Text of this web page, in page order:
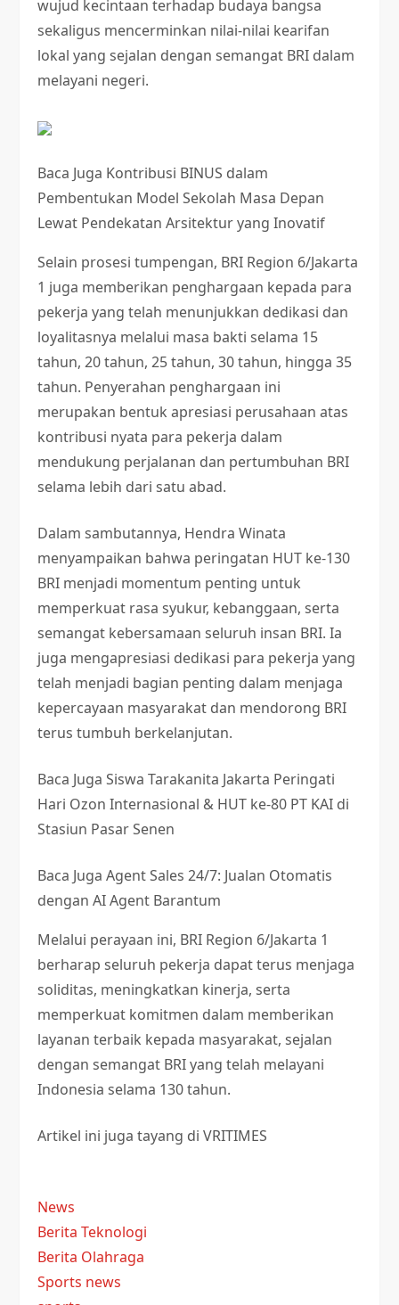
wujud kecintaan terhadap budaya bangsa
sekaligus mencerminkan nilai-nilai kearifan
lokal yang sejalan dengan semangat BRI dalam
melayani negeri.
Baca Juga Kontribusi BINUS dalam
Pembentukan Model Sekolah Masa Depan
Lewat Pendekatan Arsitektur yang Inovatif
Selain prosesi tumpengan, BRI Region 6/Jakarta
1 juga memberikan penghargaan kepada para
pekerja yang telah menunjukkan dedikasi dan
loyalitasnya melalui masa bakti selama 15
tahun, 20 tahun, 25 tahun, 30 tahun, hingga 35
tahun. Penyerahan penghargaan ini
merupakan bentuk apresiasi perusahaan atas
kontribusi nyata para pekerja dalam
mendukung perjalanan dan pertumbuhan BRI
selama lebih dari satu abad.
Dalam sambutannya, Hendra Winata
menyampaikan bahwa peringatan HUT ke-130
BRI menjadi momentum penting untuk
memperkuat rasa syukur, kebanggaan, serta
semangat kebersamaan seluruh insan BRI. Ia
juga mengapresiasi dedikasi para pekerja yang
telah menjadi bagian penting dalam menjaga
kepercayaan masyarakat dan mendorong BRI
terus tumbuh berkelanjutan.
Baca Juga Siswa Tarakanita Jakarta Peringati
Hari Ozon Internasional & HUT ke-80 PT KAI di
Stasiun Pasar Senen
Baca Juga Agent Sales 24/7: Jualan Otomatis
dengan AI Agent Barantum
Melalui perayaan ini, BRI Region 6/Jakarta 1
berharap seluruh pekerja dapat terus menjaga
soliditas, meningkatkan kinerja, serta
memperkuat komitmen dalam memberikan
layanan terbaik kepada masyarakat, sejalan
dengan semangat BRI yang telah melayani
Indonesia selama 130 tahun.
Artikel ini juga tayang di VRITIMES
News
Berita Teknologi
Berita Olahraga
Sports news